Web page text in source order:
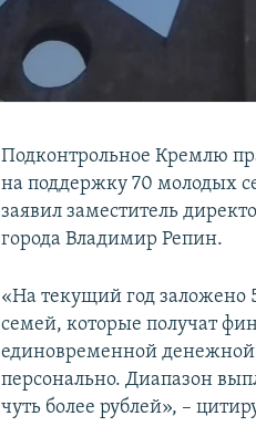
Подконтрольное Кремлю
на поддержку 70 молодых
заявил заместитель
города Владимир Репин.
«На текущий год заложено
семей, которые получат
единовременной денежной
персонально. Диапазон
чуть более рублей», –